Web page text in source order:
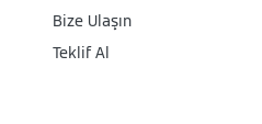
Bize Ulaşın
Teklif Al